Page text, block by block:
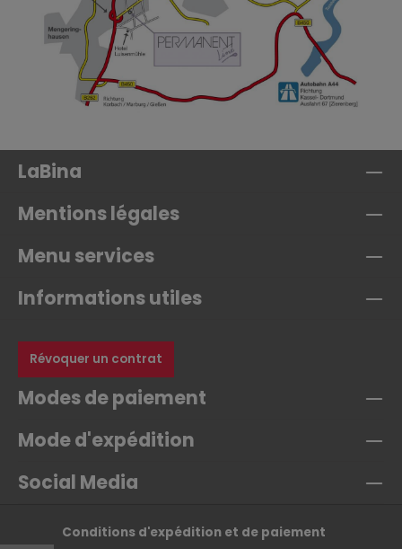
LaBina
Mentions légales
Menu services
Informations utiles
Révoquer un contrat
Modes de paiement
Mode d'expédition
Social Media
Conditions d'expédition et de paiement